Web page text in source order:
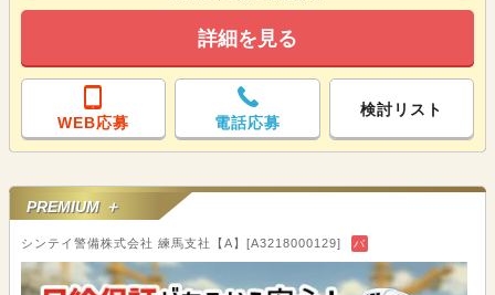
詳細を見る
WEB応募 電話応募
検討リスト
PREMIUM ＋
シンテイ警備株式会社 練馬支社【A】[A3218000129] バ